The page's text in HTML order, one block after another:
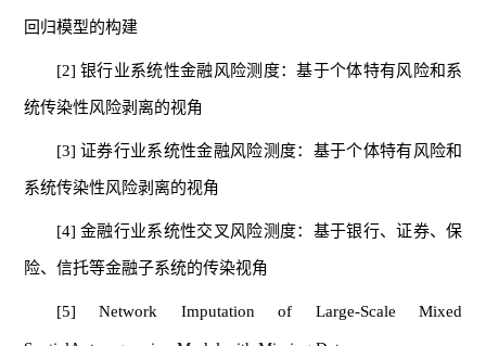
回归模型的构建
[2] 银行业系统性金融风险测度：基于个体特有风险和系
统传染性风险剥离的视角
[3] 证券行业系统性金融风险测度：基于个体特有风险和
系统传染性风险剥离的视角
[4] 金融行业系统性交叉风险测度：基于银行、证券、保
险、信托等金融子系统的传染视角
[5] Network Imputation of Large-Scale Mixed